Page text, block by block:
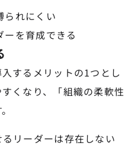
られにくい
を育成できる
するメリットの1つとし
くなり、「組織の柔軟性
リーダーは存在しない